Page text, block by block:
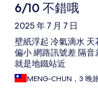
6/10 不錯哦
2025 年 7 月 7 日
壁紙浮起 冷氣滴水
偏小 網路訊號差 隔
就是地鐵站近
MENG-CHUN，3 晚